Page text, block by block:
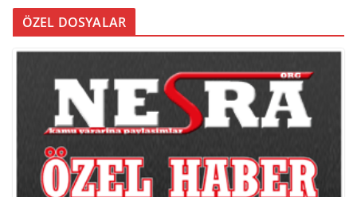
ÖZEL DOSYALAR